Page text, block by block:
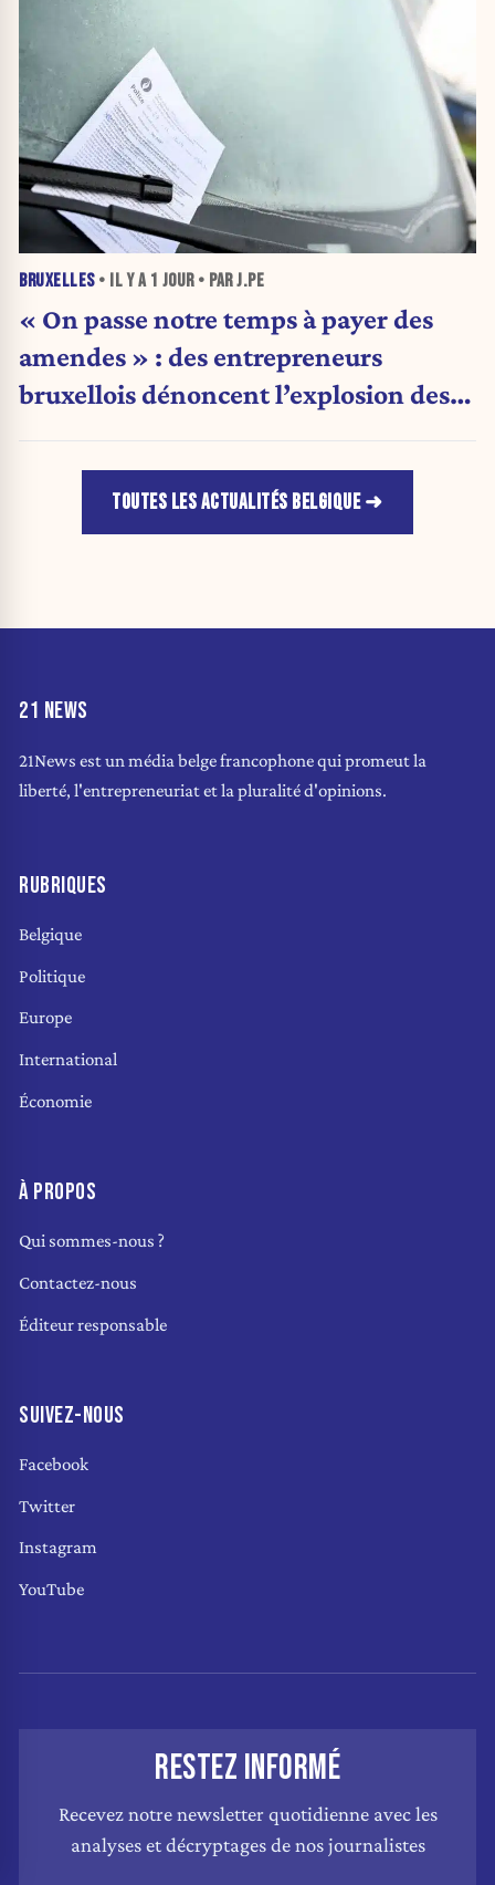
BRUXELLES• IL Y A 1 JOUR• PAR J.PE
« On passe notre temps à payer des
amendes » : des entrepreneurs
bruxellois dénoncent l’explosion des
TOUTES LES ACTUALITÉS BELGIQUE
21 NEWS
21News est un média belge francophone qui promeut la
liberté, l'entrepreneuriat et la pluralité d'opinions.
RUBRIQUES
Belgique
Politique
Europe
International
Économie
À PROPOS
Qui sommes-nous ?
Contactez-nous
Éditeur responsable
SUIVEZ-NOUS
Facebook
Twitter
Instagram
YouTube
RESTEZ INFORMÉ
Recevez notre newsletter quotidienne avec les
analyses et décryptages de nos journalistes